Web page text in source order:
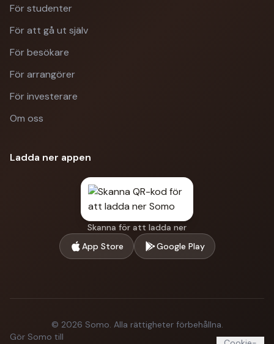
För studenter
För att gå ut själv
För besökare
För arrangörer
För investerare
Om oss
Ladda ner appen
Skanna för att ladda ner
App Store
Google Play
© 2026 Somo. Alla rättigheter förbehållna.
Gör Somo till